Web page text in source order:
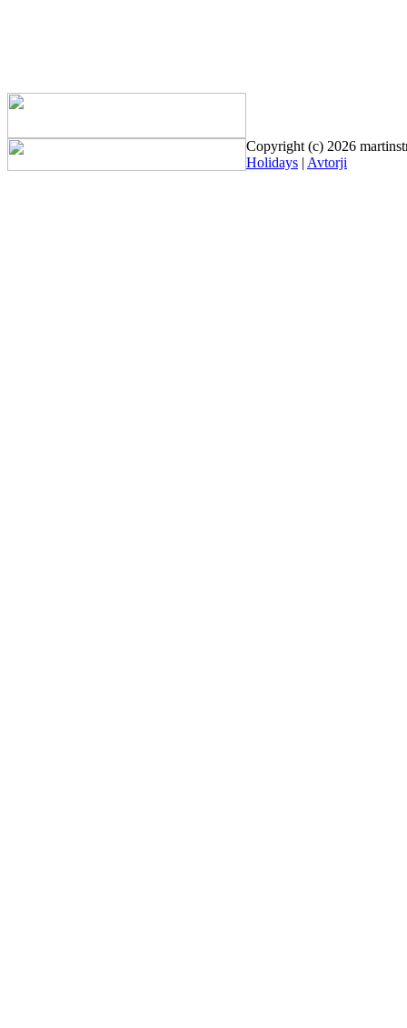
Copyright (c) 2026
Holidays | Avtorji